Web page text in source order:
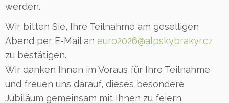
werden.
Wir bitten Sie, Ihre Teilnahme am geselligen
Abend per E-Mail an euro2026@alpskybrakyr.cz
zu bestätigen.
Wir danken Ihnen im Voraus für Ihre Teilnahme
und freuen uns darauf, dieses besondere
Jubiläum gemeinsam mit Ihnen zu feiern.